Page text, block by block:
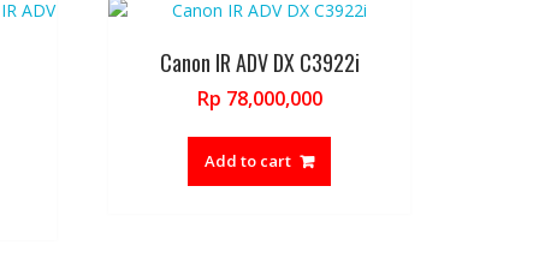
Canon IR ADV DX C3922i
Rp 78,000,000
Add to cart